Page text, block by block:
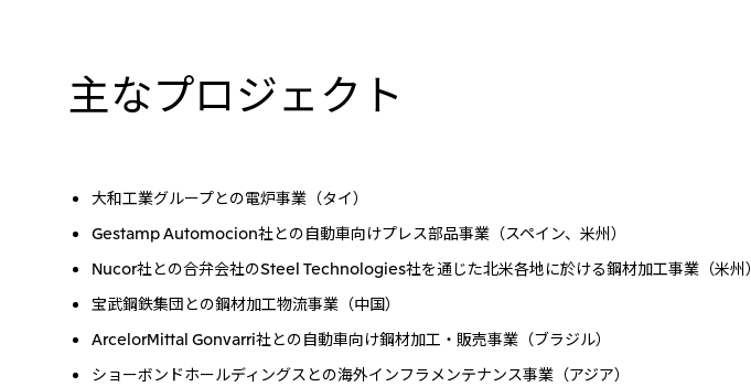
主なプロジェクト
大和工業グループとの電炉事業（タイ）
Gestamp Automocion社との自動車向けプレス部品事業（スペイン、米州）
Nucor社との合弁会社のSteel Technologies社を通じた北米各地に於ける鋼材加工事業（米州）
宝武鋼鉄集団との鋼材加工物流事業（中国）
ArcelorMittal Gonvarri社との自動車向け鋼材加工・販売事業（ブラジル）
ショーボンドホールディングスとの海外インフラメンテナンス事業（アジア）